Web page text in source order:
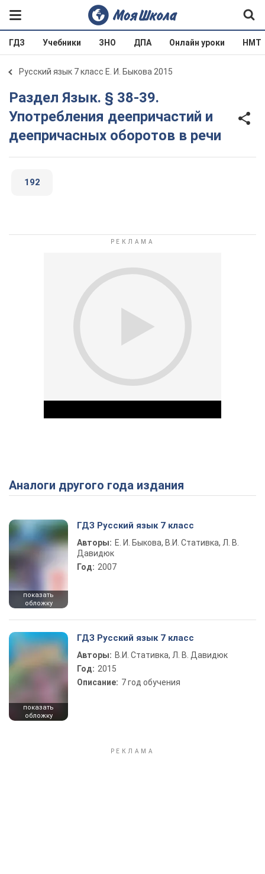
ГДЗ Учебники ЗНО ДПА Онлайн уроки НМТ
Русский язык 7 класс Е. И. Быкова 2015
Раздел Язык. § 38-39.
Употребления деепричастий и
деепричасных оборотов в речи
192
Play Video
Аналоги другого года издания
показать
обложку
ГДЗ Русский язык 7 класс
Авторы: Е. И. Быкова, В.И. Стативка, Л. В.
Давидюк
Год: 2007
показать
обложку
ГДЗ Русский язык 7 класс
Авторы: В.И. Стативка, Л. В. Давидюк
Год: 2015
Описание: 7 год обучения